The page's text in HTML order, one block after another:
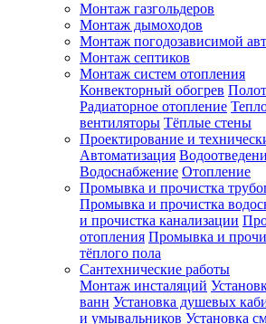
Монтаж газгольдеров
Монтаж дымоходов
Монтаж погодозависимой
Монтаж септиков
Монтаж систем отопления
Конвекторный обогрев
Радиаторное отопление
вентиляторы Тёплые стены
Проектирование и
Автоматизация
Водоснабжение Отопление
Промывка и прочистка
Промывка и прочистка
и прочистка канализации
отопления Промывка и
тёплого пола
Сантехнические работы
Монтаж инсталяций
ванн Установка душевых
и умывальников Установка